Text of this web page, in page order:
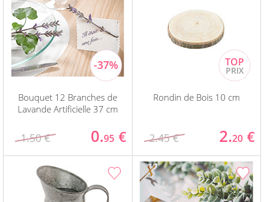
Bouquet 12 Branches de
Lavande Artificielle 37 cm
1.50 € 0.95 €
Rondin de Bois 10 cm
2.45 € 2.20 €